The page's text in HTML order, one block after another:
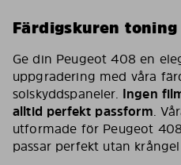
Färdigskuren
Ge din Peugeot 408 en
uppgradering med våra
solskyddspaneler. Ingen
alltid perfekt passform.
utformade för Peugeot
passar perfekt utan